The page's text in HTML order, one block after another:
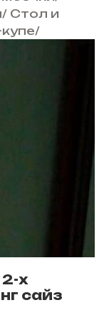
/ Стол и
/
х
сайз